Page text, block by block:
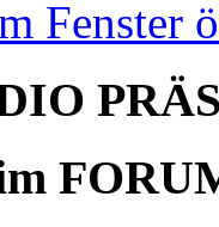
Fenster